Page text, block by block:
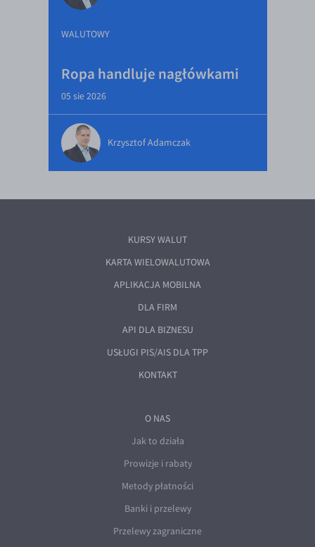
WALUTOWY
Ropa handluje nagłówkami
05 sie 2026
Krzysztof Adamczak
KURSY WALUT
KARTA WIELOWALUTOWA
APLIKACJA MOBILNA
DLA FIRM
API DLA BIZNESU
USŁUGI PIS/AIS DLA TPP
KONTAKT
O NAS
Jak to działa
Prowizje i rabaty
Metody płatności
Banki i przelewy
Przelewy zagraniczne